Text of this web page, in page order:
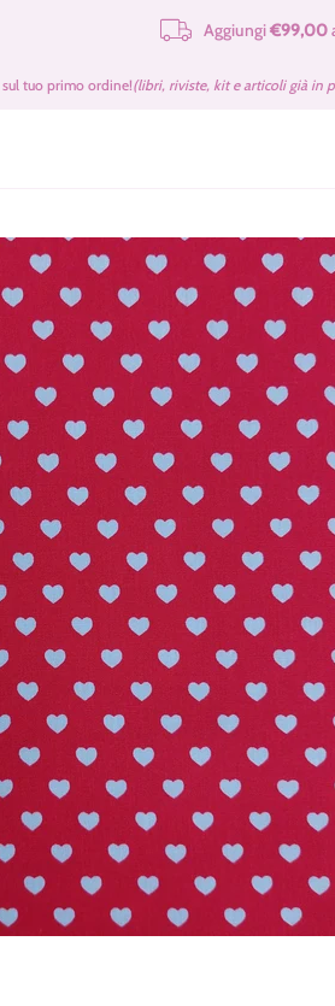
Aggiungi€99,00
sul tuo primo ordine!(libri, riviste, kit e articoli già in